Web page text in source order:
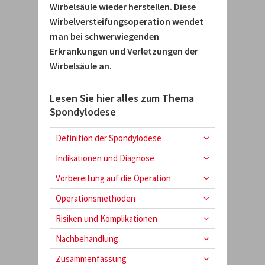
Wirbelsäule wieder herstellen. Diese
Wirbelversteifungsoperation wendet
man bei schwerwiegenden
Erkrankungen und Verletzungen der
Wirbelsäule an.
Lesen Sie hier alles zum Thema
Spondylodese
Definition der Spondylodese
Indikationen und Diagnose
Vorbereitung auf die Operation
Operationsmethoden
Risiken und Komplikationen
Nachbehandlung
Zusammenfassung